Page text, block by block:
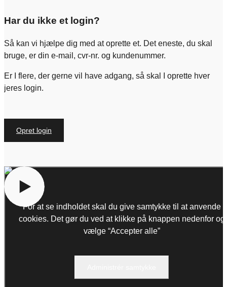
Har du ikke et login?
Så kan vi hjælpe dig med at oprette et. Det eneste, du skal
bruge, er din e-mail, cvr-nr. og kundenummer.
Er I flere, der gerne vil have adgang, så skal I oprette hver
jeres login.
Opret login
For at se indholdet skal du give samtykke til at anvende
cookies. Det gør du ved at klikke på knappen nedenfor og
vælge “Accepter alle”